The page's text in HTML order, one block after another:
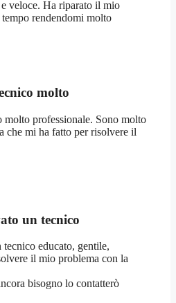
veloce. Ha riparato il mio
rendendomi molto
molto
molto professionale. Sono molto
che mi ha fatto per risolvere il
un tecnico
educato, gentile,
il mio problema con la
bisogno lo contatterò